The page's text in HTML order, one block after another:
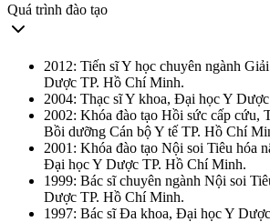
Quá trình đào tạo
2012: Tiến sĩ Y học chuyên ngành
Dược TP. Hồ Chí Minh.
2004: Thạc sĩ Y khoa, Đại học Y
2002: Khóa đào tạo Hồi sức cấp cứu,
Bồi dưỡng Cán bộ Y tế TP. Hồ Chí
2001: Khóa đào tạo Nội soi Tiêu hóa
Đại học Y Dược TP. Hồ Chí Minh.
1999: Bác sĩ chuyên ngành Nội soi
Dược TP. Hồ Chí Minh.
1997: Bác sĩ Đa khoa, Đại học Y